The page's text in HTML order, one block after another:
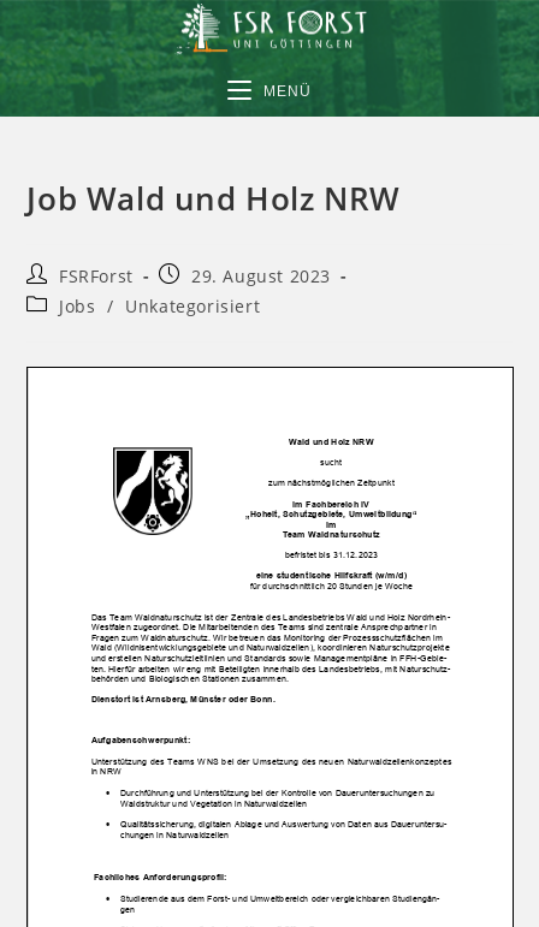
MENÜ
Job Wald und Holz NRW
FSRForst
29. August 2023
Jobs / Unkategorisiert